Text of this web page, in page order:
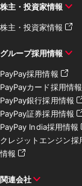
株主・投資家情報
株主・投資家情報
グループ採用情報
PayPay採用情報
PayPayカード採用情報
PayPay銀行採用情報
PayPay証券採用情報
PayPay India採用情報
クレジットエンジン採
情報
関連会社